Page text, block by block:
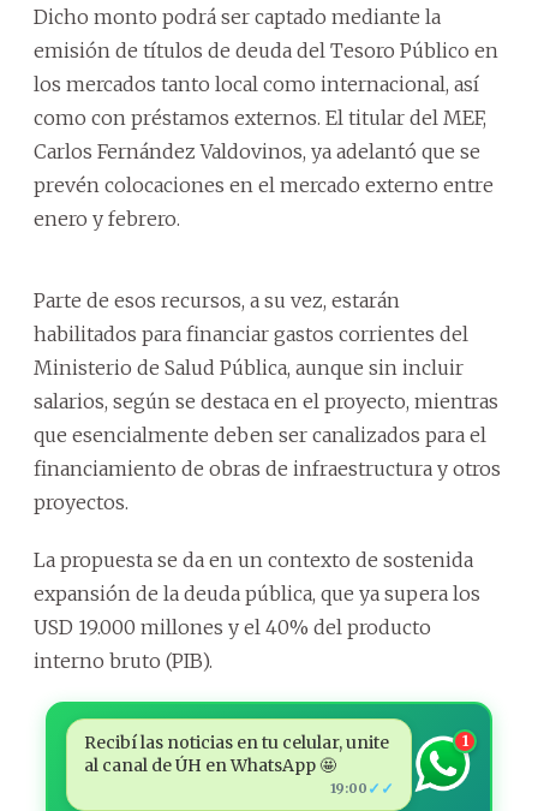
Dicho monto podrá ser captado mediante la
emisión de títulos de deuda del Tesoro Público en
los mercados tanto local como internacional, así
como con préstamos externos. El titular del MEF,
Carlos Fernández Valdovinos, ya adelantó que se
prevén colocaciones en el mercado externo entre
enero y febrero.
Parte de esos recursos, a su vez, estarán
habilitados para financiar gastos corrientes del
Ministerio de Salud Pública, aunque sin incluir
salarios, según se destaca en el proyecto, mientras
que esencialmente deben ser canalizados para el
financiamiento de obras de infraestructura y otros
proyectos.
La propuesta se da en un contexto de sostenida
expansión de la deuda pública, que ya supera los
USD 19.000 millones y el 40% del producto
interno bruto (PIB).
Recibí las noticias en tu celular, unite
al canal de ÚH en WhatsApp 🤩
19:00 ✓✓
1